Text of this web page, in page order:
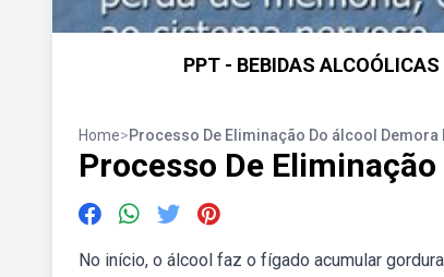
PPT - BEBIDAS
Home>Processo De Eliminação Do álcool Demora
Processo De
No início, o álcool faz o fígado acumular